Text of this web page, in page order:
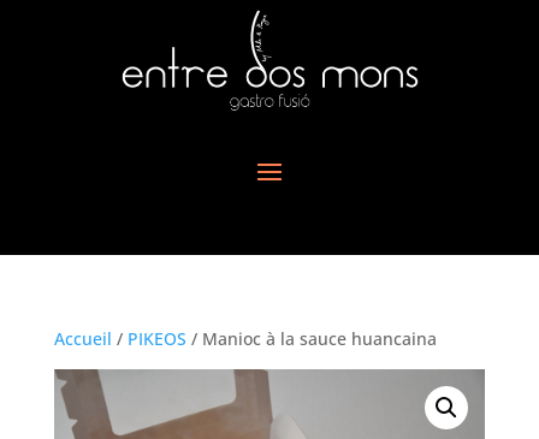
Accueil / PIKEOS / Manioc à la sauce huancaina